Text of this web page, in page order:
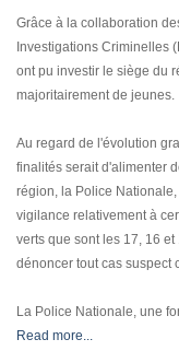
Grâce à la collaboration
Investigations Criminelles
ont pu investir le siège du
majoritairement de jeunes.
Au regard de l'évolution
finalités serait d'alimenter
région, la Police
vigilance relativement à
verts que sont les 17, 16
dénoncer tout cas suspect
La Police Nationale, une
Read more...